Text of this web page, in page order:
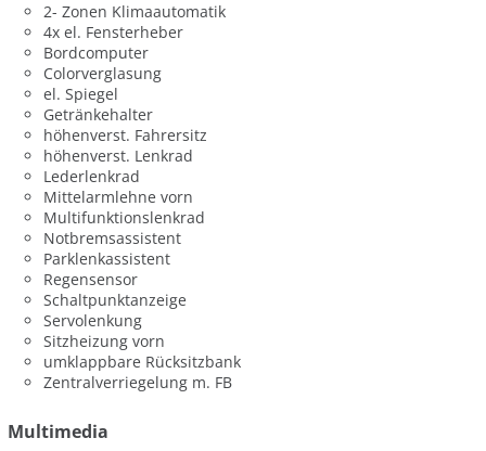
2- Zonen Klimaautomatik
4x el. Fensterheber
Bordcomputer
Colorverglasung
el. Spiegel
Getränkehalter
höhenverst. Fahrersitz
höhenverst. Lenkrad
Lederlenkrad
Mittelarmlehne vorn
Multifunktionslenkrad
Notbremsassistent
Parklenkassistent
Regensensor
Schaltpunktanzeige
Servolenkung
Sitzheizung vorn
umklappbare Rücksitzbank
Zentralverriegelung m. FB
Multimedia